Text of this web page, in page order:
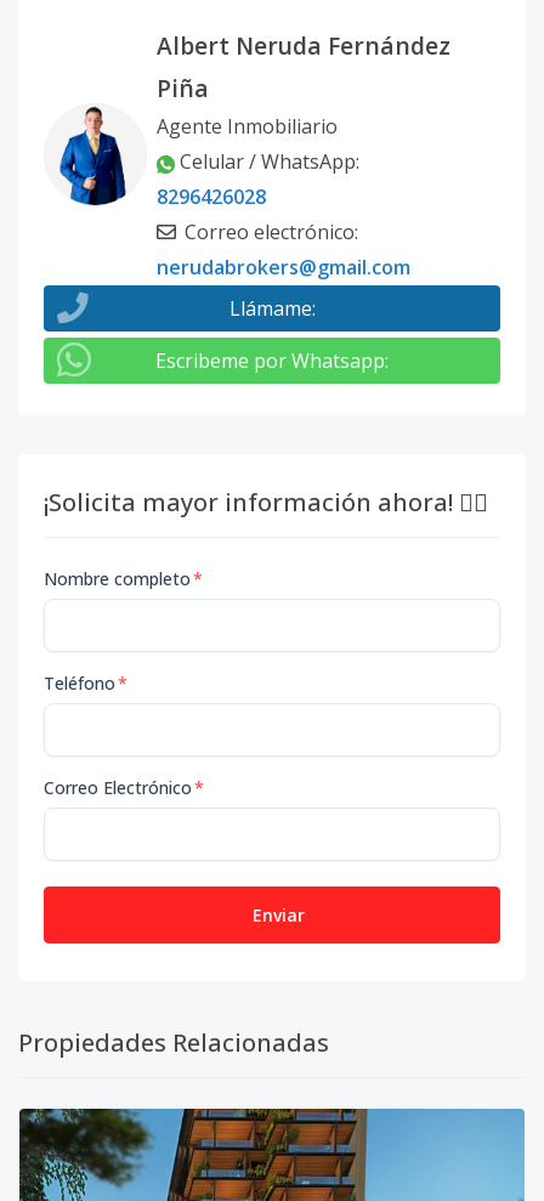
Albert Neruda Fernández
Piña
Agente Inmobiliario
Celular / WhatsApp:
8296426028
Correo electrónico:
nerudabrokers@gmail.com
Llámame:
Escribeme por Whatsapp:
¡Solicita mayor información ahora! 👇🏽
Nombre completo*
Teléfono*
Correo Electrónico*
Enviar
Propiedades Relacionadas